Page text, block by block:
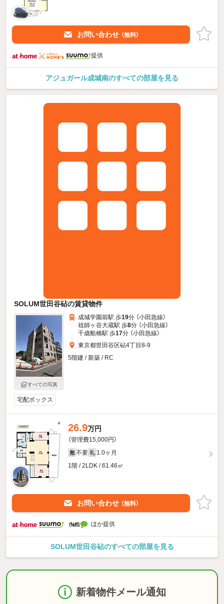
お問い合わせ （無料）
提供
アジュガール成城南のすべての部屋を見る
SOLUM世田谷砧の賃貸物件
すべての写真
成城学園前駅 歩19分 （小田急線）
祖師ヶ谷大蔵駅 歩8分 （小田急線）
千歳船橋駅 歩17分 （小田急線）
東京都世田谷区砧4丁目8-9
5階建 / 新築 / RC
宅配ボックス
26.9万円
（管理費15,000円）
敷 不要 礼 1.0ヶ月
1階 / 2LDK / 61.46㎡
お問い合わせ （無料）
ほか提供
SOLUM世田谷砧のすべての部屋を見る
新着物件メール通知